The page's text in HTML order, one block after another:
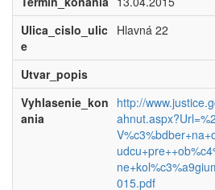
Ulica_cislo_ulic
e
Hlavná 22
Utvar_popis
Vyhlasenie_kon
ania
http://
015.pdf